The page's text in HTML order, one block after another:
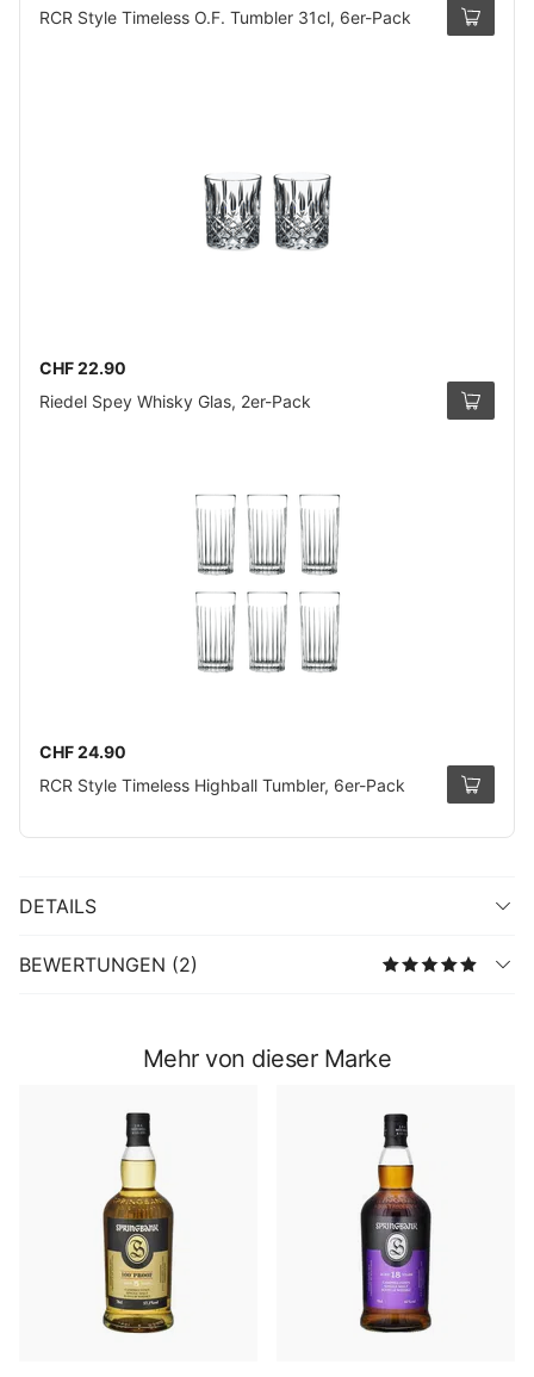
RCR Style Timeless O.F. Tumbler 31cl, 6er-Pack
CHF 22.90
Riedel Spey Whisky Glas, 2er-Pack
CHF 24.90
RCR Style Timeless Highball Tumbler, 6er-Pack
DETAILS
BEWERTUNGEN (2)
Mehr von dieser Marke